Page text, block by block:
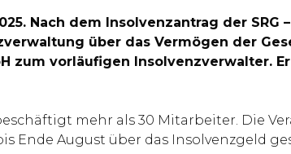
Nach dem Insolvenzantrag der
über das Vermögen der
zum vorläufigen
mehr als 30 Mitarbeiter. Die
Ende August über das Insolvenzgeld